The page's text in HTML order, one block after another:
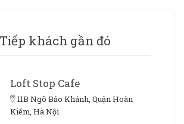
khách gần đó
Loft Stop Cafe
11B Ngõ Bảo Khánh, Quận Hoàn
Kiếm, Hà Nội